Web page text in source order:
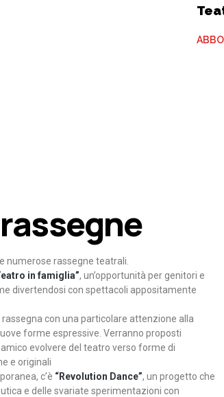
numerose rassegne teatrali.
in famiglia”, un’opportunità per genitori e
divertendosi con spettacoli appositamente
rassegna con una particolare attenzione alla
forme espressive. Verranno proposti
evolvere del teatro verso forme di
e originali
c’è “Revolution Dance”, un progetto che
e delle svariate sperimentazioni con